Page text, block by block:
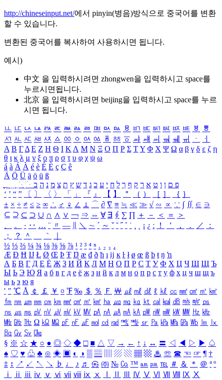
http://chineseinput.net/에서 pinyin(병음)방식으로 중국어를 변환
할 수 있습니다.
변환된 중국어를 복사하여 사용하시면 됩니다.
예시)
中文 을 입력하시려면 zhongwen을 입력하시고 space를
누르시면됩니다.
北京 을 입력하시려면 beijing을 입력하시고 space를 누르
시면 됩니다.
ㅥ ㅦ ㅧ ㅨ ㅩ ㅪ ㅫ ㅬ ㅭ ㅮ ㅯ ㅰ ㅱ ㅲ ㅳ ㅴ ㅵ ㅶ ㅷ ㅸ
ㅹ
ㅺ ㅻ ㅼ ㅽ ㅾ ㅿ ㆀ ㆁ ㆂ ㆃ ㆄ ㆅ ㆆ ㆇ ㆈ ㆉ ㆊ ㆋ ㆌ ㆍ
ㆎ
Α Β ΓΔ Ε Ζ Η Θ Ι ΚΛ Μ Ν Ξ Ο Π Ρ Σ ΤΥ Φ Χ Ψ Ω α β γ δ ε ζ η
θ ι κ λ μ ν ξ ο π ρ σ τ υ φ χ ψ ω
á à Á À é è É È ç Ç ê
Ä Ö Ü ä ö ü ß
ִֶֹ ֻּ ׁׂ פ ם ן ו ט א ר ק ף ך ל ח י ע כ ג ד ש ץ ת צ מ נ ה ב
‘ ’ “ ” 〔 〕 〈 〉 「 」 『 』 【 】 ＂ （ ） ［ ］ ｛ ｝
± × ÷ ≠ ≤ ≥ ∞ ∴ ♂ ♀ ∠ ⊥ ⌒ ∂ ∇ ≡ ≒ ≪ ≫ √ ∽ ∝ ∵ ∫ ∬ ∈ ∋
⊆ ⊇ ⊂ ⊃ ∪ ∩ ∧ ∨ ￢ ⇒ ⇔ ∀ ∃ ∮ ∑ ∏ ＋ － ＜ ＝
＞
、
。 · ‥ … ¨ 〃 ― ＼ ∼ ´ ～ ˇ ˘ ˝ ˚ ˙ ¸ ¡ ¿ ː ！ ＇ ， ． ／
：
；
？ ＾ ｀
½ ⅓ ⅔ ¼ ¾ ⅛ ⅜ ⅝ ⅞ ¹ ² ³ ⁴ ⁿ ₁ ₂ ₃ ₄
Æ Ð Ħ Ĳ Ł Ø Œ Þ Ŧ Ŋ æ đ ð ħ ı ĳ ĸ ŀ ł ø œ ß þ ŧ ŋ ŉ
А Б В Г Д Е Ё Ж З И Й К Л М Н О П Р С Т У Ф Х Ц Ч Ш Щ Ъ
Ы Ь Э Ю Я а б в г д е ё ж з и й к л м н о п р с т у ф х ц ч ш щ ъ
ы ь э ю я
′ ″ ℃ Å ￠ ￡ ￥ ¤ ℉ ‰ ＄ ％ Ｆ ￦ ㎕ ㎖ ㎗ ℓ ㎘ ㏄ ㎣ ㎤ ㎥ ㎦
㎙ ㎚ ㎛ ㎜ ㎝ ㎞ ㎟ ㎠ ㎡ ㎢ ㏊ ㎍ ㎎ ㎏ ㏏ ㎈ ㎉ ㏈ ㎧ ㎨ ㎰
㎱ ㎲ ㎳ ㎴ ㎵ ㎶ ㎷ ㎸ ㎹ ㎀ ㎁ ㎂ ㎃ ㎄ ㎺ ㎻ ㎽ ㎾ ㎿ ㎐ ㎑
㎒ ㎓ ㎔ Ω ㏀ ㏁ ㎊ ㎋ ㎌ ㏖ ㏅ ㎭ ㎮ ㎯ ㏛ ㎩ ㎪ ㎫ ㎬ ㏝ ㏐
㏓
㏃ ㏉ ㏜ ㏆
§ ※ ☆ ★ ○ ● ◎ ◇ ◆ □ ■ △ ▽ → ← ↑ ↓ ↔ 〓 ◁ ◀ ▷ ▶ ♤
♠ ♡ ♥ ♧ ♣ ⊙ ◈ ▣ ◐ ◑ ▒ ▤ ▨ ▧ ▦ ▩ ♨ ☏ ☎ ☜ ☞ ¶ †
‡ ↕ ↗ ↙ ↖ ↘ ♭ ♩ ♪ ♬ ㉿ ㈜ № ㏇ ™ ㏂ ㏘ ℡ ＃ ＆ ＊ ＠ ª º
ⅰ
ⅱ ⅲ ⅳ ⅴ ⅵ ⅶ ⅷ ⅸ ⅹ Ⅳ Ⅴ Ⅵ Ⅶ Ⅷ Ⅸ Ⅹ